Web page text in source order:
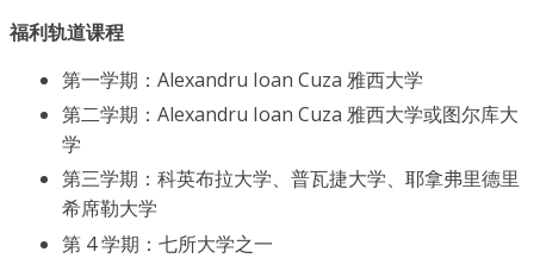
福利轨道课程
第一学期：Alexandru Ioan Cuza 雅西大学
第二学期：Alexandru Ioan Cuza 雅西大学或图尔库大
学
第三学期：科英布拉大学、普瓦捷大学、耶拿弗里德里
希席勒大学
第 4 学期：七所大学之一